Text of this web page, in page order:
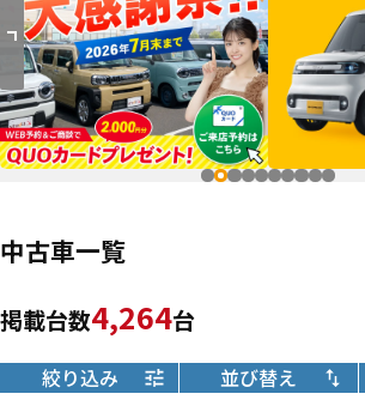
中古車一覧
掲載台数4,264台
絞り込み 並び替え